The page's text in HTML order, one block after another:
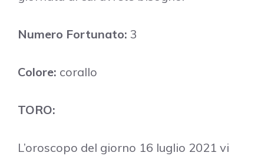
Numero Fortunato: 3
Colore: corallo
TORO:
L’oroscopo del giorno 16 luglio 2021 vi